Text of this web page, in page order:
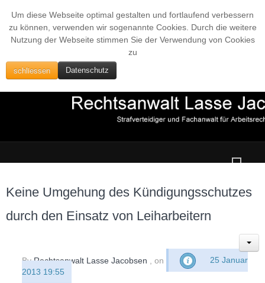
Um diese Webseite optimal gestalten und fortlaufend verbessern
zu können, verwenden wir sogenannte Cookies. Durch die weitere
Nutzung der Webseite stimmen Sie der Verwendung von Cookies
zu
schliessen Datenschutz
Keine Umgehung des Kündigungsschutzes
durch den Einsatz von Leiharbeitern
ByRechtsanwalt Lasse Jacobsen , on
25 Januar
2013 19:55